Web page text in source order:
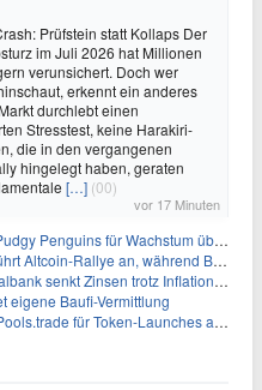
Prüfstein statt Kollaps Der
im Juli 2026 hat Millionen
verunsichert. Doch wer
erkennt ein anderes
durchlebt einen
Stresstest, keine Harakiri-
die in den vergangenen
hingelegt haben, geraten
[…] (00)
vor 17 Minuten
für Wachstum über den Handel hinaus
Rallye an, während Bitcoin $65.000 anpeilt
Zinsen trotz Inflations-Schock – ein riskantes Spiel
eigene Baufi-Vermittlung
für Token-Launches auf Robinhood Chain